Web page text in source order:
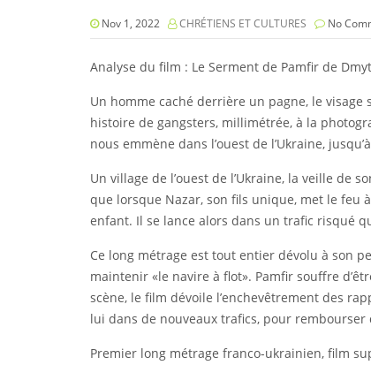
Nov 1, 2022 CHRÉTIENS ET CULTURES No
Analyse du film : Le Serment de Pamfir de
Un homme caché derrière un pagne, le
histoire de gangsters, millimétrée, à la
nous emmène dans l’ouest de l’Ukraine,
Un village de l’ouest de l’Ukraine, la veille de
que lorsque Nazar, son fils unique, met le feu
enfant. Il se lance alors dans un trafic risqué
Ce long métrage est tout entier dévolu à son
maintenir «le navire à flot». Pamfir souffre
scène, le film dévoile l’enchevêtrement des
lui dans de nouveaux trafics, pour
Premier long métrage franco-ukrainien, film